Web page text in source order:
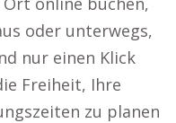
oder unterwegs,
nur einen Klick
Freiheit, Ihre
zu planen